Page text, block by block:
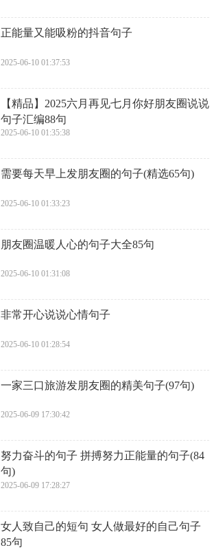
​正能量又能吸粉的抖音句子
2025-06-10 01:37:53
​【精品】2025六月再见七月你好朋友圈说说
句子汇编88句
2025-06-10 01:35:38
​需要每天早上发朋友圈的句子(精选65句)
2025-06-10 01:33:23
​朋友圈温暖人心的句子大全85句
2025-06-10 01:31:08
​非常开心说说心情句子
2025-06-10 01:28:54
​一家三口旅游发朋友圈的精美句子(97句)
2025-06-09 17:30:42
​努力奋斗的句子 拼搏努力正能量的句子(84
句)
2025-06-09 17:28:27
​女人致自己的短句 女人做最好的自己句子
85句